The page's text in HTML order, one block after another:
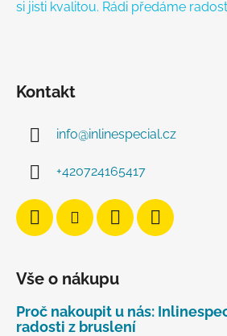
si jisti kvalitou. Rádi předáme
Kontakt
info@inlinespecial.cz
+420724165417
Vše o nákupu
Proč nakoupit u nás:
radosti z bruslení